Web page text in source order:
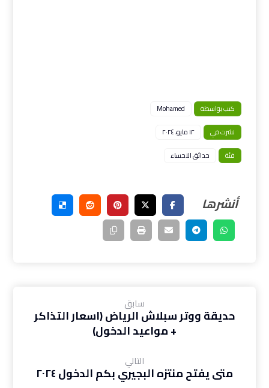
كتب بواسطة
Mohamed
نشرت في
١٢ مايو، ٢٠٢٤
فئة
حدائق الاحساء
سابق
حديقة ووتر سبلاش الرياض (اسعار التذاكر
+ مواعيد الدخول)
التالي
متى يفتح منتزه البجيري بكم الدخول ٢٠٢٤